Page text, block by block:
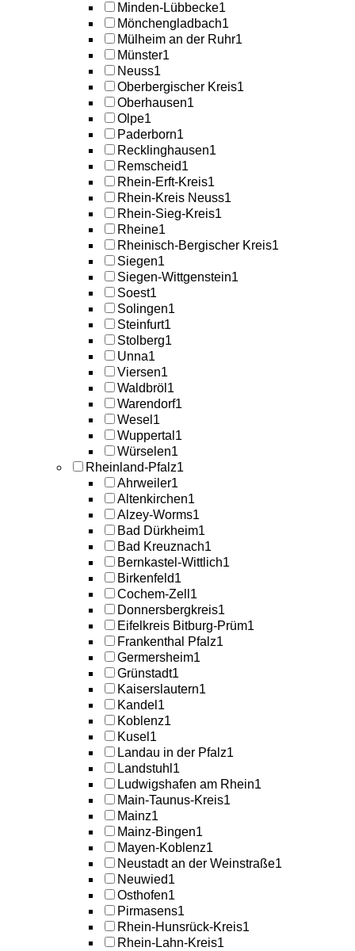
Minden-Lübbecke1
Mönchengladbach1
Mülheim an der Ruhr1
Münster1
Neuss1
Oberbergischer Kreis1
Oberhausen1
Olpe1
Paderborn1
Recklinghausen1
Remscheid1
Rhein-Erft-Kreis1
Rhein-Kreis Neuss1
Rhein-Sieg-Kreis1
Rheine1
Rheinisch-Bergischer Kreis1
Siegen1
Siegen-Wittgenstein1
Soest1
Solingen1
Steinfurt1
Stolberg1
Unna1
Viersen1
Waldbröl 1
Warendorf1
Wesel 1
Wuppertal 1
Würselen1
Rheinland-Pfalz1
Ahrweiler1
Altenkirchen1
Alzey-Worms1
Bad Dürkheim1
Bad Kreuznach1
Bernkastel-Wittlich1
Birkenfeld1
Cochem-Zell 1
Donnersbergkreis1
Eifelkreis Bitburg-Prüm1
Frankenthal Pfalz1
Germersheim1
Grünstadt1
Kaiserslautern1
Kandel 1
Koblenz1
Kusel 1
Landau in der Pfalz1
Landstuhl 1
Ludwigshafen am Rhein1
Main-Taunus-Kreis1
Mainz1
Mainz-Bingen1
Mayen-Koblenz1
Neustadt an der Weinstraße1
Neuwied1
Osthofen1
Pirmasens1
Rhein-Hunsrück-Kreis1
Rhein-Lahn-Kreis1